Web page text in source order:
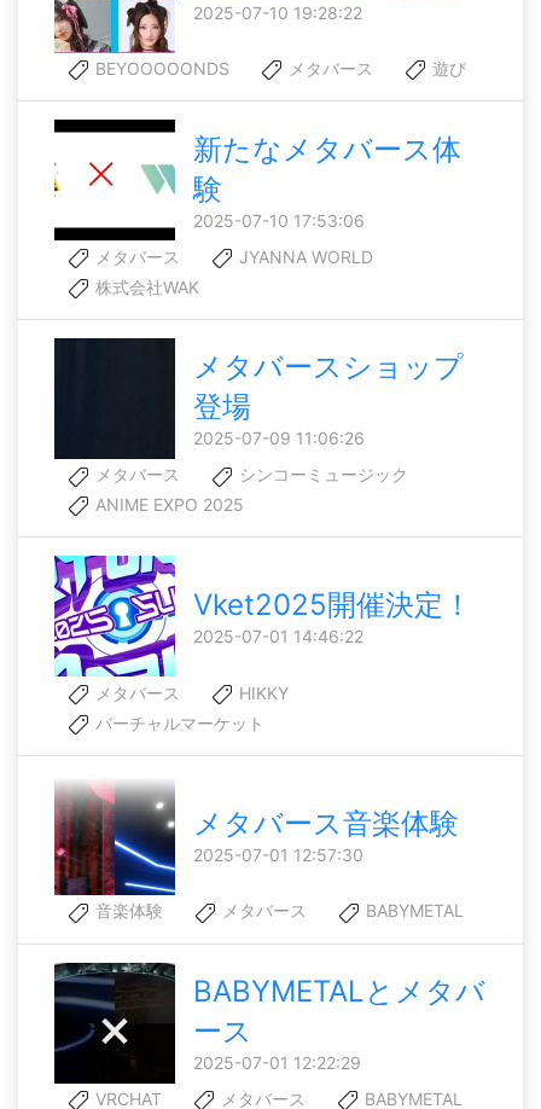
2025-07-10 19:28:22
BEYOOOOONDS メタバース 遊び
新たなメタバース体
験
2025-07-10 17:53:06
メタバース
JYANNA WORLD
株式会社WAK
メタバースショップ
登場
2025-07-09 11:06:26
メタバース
シンコーミュージック
ANIME EXPO 2025
Vket2025開催決定！
2025-07-01 14:46:22
メタバース
HIKKY
バーチャルマーケット
メタバース音楽体験
2025-07-01 12:57:30
音楽体験 メタバース BABYMETAL
BABYMETALとメタバ
ース
2025-07-01 12:22:29
VRCHAT
メタバース BABYMETAL